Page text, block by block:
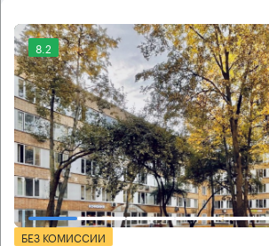
8.2
БЕЗ КОМИССИИ